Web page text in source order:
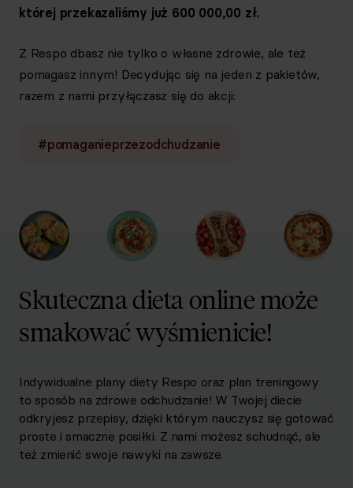
której przekazaliśmy już 600 000,00 zł.
Z Respo dbasz nie tylko o własne zdrowie, ale też
pomagasz innym! Decydując się na jeden z pakietów,
razem z nami przyłączasz się do akcji:
#pomaganieprzezodchudzanie
Skuteczna dieta online może
smakować wyśmienicie!
Indywidualne plany diety Respo oraz plan treningowy
to sposób na zdrowe odchudzanie! W Twojej diecie
odkryjesz przepisy, dzięki którym nauczysz się gotować
proste i smaczne posiłki. Z nami możesz schudnąć, ale
też zmienić swoje nawyki na zawsze.